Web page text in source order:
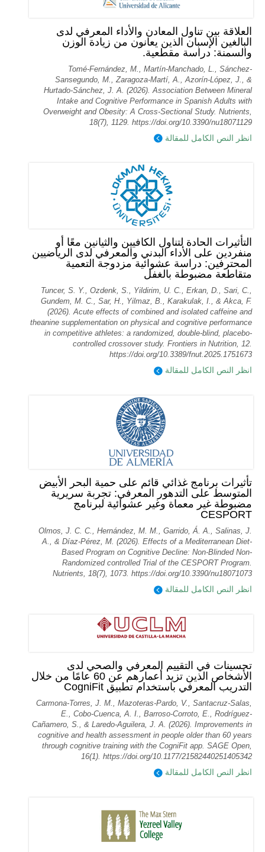
العلاقة بين تناول المعادن والأداء المعرفي لدى
البالغين الإسبان الذين يعانون من زيادة الوزن
والسمنة: دراسة مقطعية.
Tomé-Fernández, M., Martín-Manchado, L., Sánchez-
Sansegundo, M., Zaragoza-Martí, A., Azorín-López, J., &
Hurtado-Sánchez, J. A. (2026). Association Between Mineral
Intake and Cognitive Performance in Spanish Adults with
Overweight and Obesity: A Cross-Sectional Study. Nutrients,
18(7), 1129. https://doi.org/10.3390/nu18071129
انظر النص الكامل للمقالة
التأثيرات الحادة لتناول الكافيين والثيانين معًا أو
منفردين على الأداء البدني والمعرفي لدى الرياضيين
المحترفين: دراسة عشوائية مزدوجة التعمية
متقاطعة مضبوطة بالغفل
Tuncer, S. Y., Ozdenk, S., Yildirim, U. C., Erkan, D., Sari, C.,
Gundem, M. C., Sar, H., Yilmaz, B., Karakulak, I., & Akca, F.
(2026). Acute effects of combined and isolated caffeine and
theanine supplementation on physical and cognitive performance
in competitive athletes: a randomized, double-blind, placebo-
controlled crossover study. Frontiers in Nutrition, 12.
https://doi.org/10.3389/fnut.2025.1751673
انظر النص الكامل للمقالة
تأثيرات برنامج غذائي قائم على حمية البحر الأبيض
المتوسط على التدهور المعرفي: تجربة سريرية
مضبوطة غير معماة وغير عشوائية لبرنامج
CESPORT
Olmos, J. C. C., Hernández, M. M., Garrido, Á. A., Salinas, J.
A., & Díaz-Pérez, M. (2026). Effects of a Mediterranean Diet-
Based Program on Cognitive Decline: Non-Blinded Non-
Randomized controlled Trial of the CESPORT Program.
Nutrients, 18(7), 1073. https://doi.org/10.3390/nu18071073
انظر النص الكامل للمقالة
تحسينات في التقييم المعرفي والصحي لدى
الأشخاص الذين تزيد أعمارهم عن 60 عامًا من خلال
التدريب المعرفي باستخدام تطبيق CogniFit
Carmona-Torres, J. M., Mazoteras-Pardo, V., Santacruz-Salas,
E., Cobo-Cuenca, A. I., Barroso-Corroto, E., Rodríguez-
Cañamero, S., & Laredo-Aguilera, J. A. (2026). Improvements in
cognitive and health assessment in people older than 60 years
through cognitive training with the CogniFit app. SAGE Open,
16(1). https://doi.org/10.1177/21582440251405342
انظر النص الكامل للمقالة